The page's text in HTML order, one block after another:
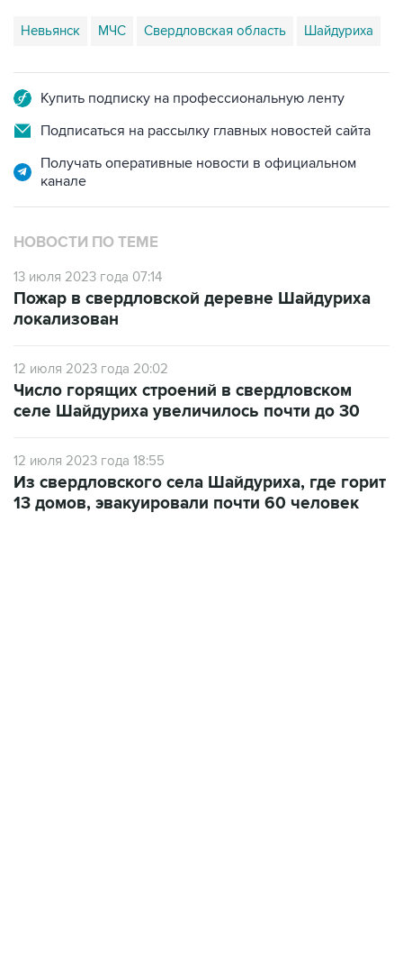
Невьянск МЧС Свердловская область Шайдуриха
Купить подписку на профессиональную ленту
Подписаться на рассылку главных новостей сайта
Получать оперативные новости в официальном
канале
НОВОСТИ ПО ТЕМЕ
13 июля 2023 года 07:14
Пожар в свердловской деревне Шайдуриха
локализован
12 июля 2023 года 20:02
Число горящих строений в свердловском
селе Шайдуриха увеличилось почти до 30
12 июля 2023 года 18:55
Из свердловского села Шайдуриха, где горит
13 домов, эвакуировали почти 60 человек